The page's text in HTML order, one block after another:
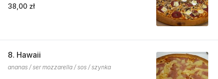
38,00 zł
8. Hawaii
ananas / ser mozzarella / sos / szynka